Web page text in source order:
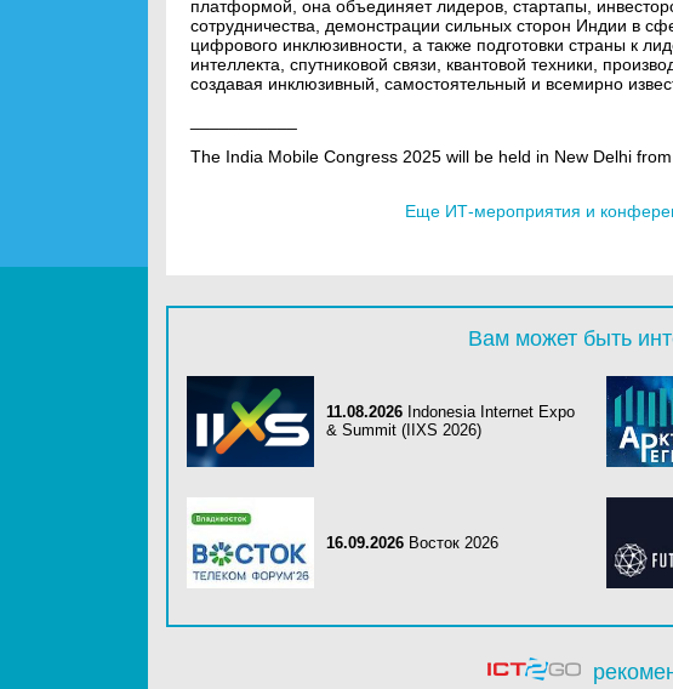
платформой, она объединяет лидеров, стартапы,
сотрудничества, демонстрации сильных сторон Индии в
цифрового инклюзивности, а также подготовки страны к
интеллекта, спутниковой связи, квантовой техники,
создавая инклюзивный, самостоятельный и всемирно
The India Mobile Congress 2025 will be held in New Delhi
Еще ИТ-мероприятия и
Вам может быть
11.08.2026 Indonesia Internet Expo
& Summit (IIXS 2026)
16.09.2026 Восток 2026